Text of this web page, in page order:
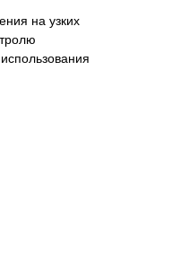
на узких